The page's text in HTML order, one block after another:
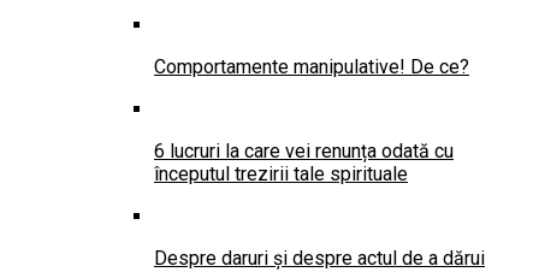
Comportamente manipulative! De ce?
6 lucruri la care vei renunța odată cu
începutul trezirii tale spirituale
Despre daruri și despre actul de a dărui